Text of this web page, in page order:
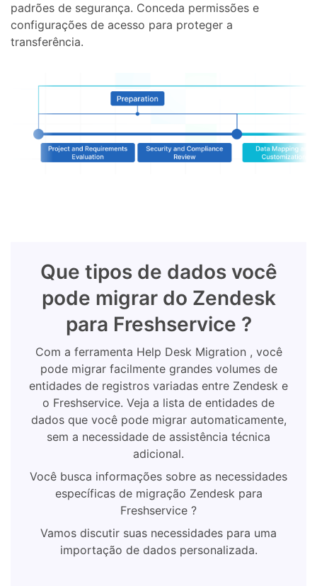
padrões de segurança. Conceda permissões e
configurações de acesso para proteger a
transferência.
Que tipos de dados você
pode migrar do Zendesk
para Freshservice ?
Com a ferramenta Help Desk Migration , você
pode migrar facilmente grandes volumes de
entidades de registros variadas entre Zendesk e
o Freshservice. Veja a lista de entidades de
dados que você pode migrar automaticamente,
sem a necessidade de assistência técnica
adicional.
Você busca informações sobre as necessidades
específicas de migração Zendesk para
Freshservice ?
Vamos discutir suas necessidades para uma
importação de dados personalizada.